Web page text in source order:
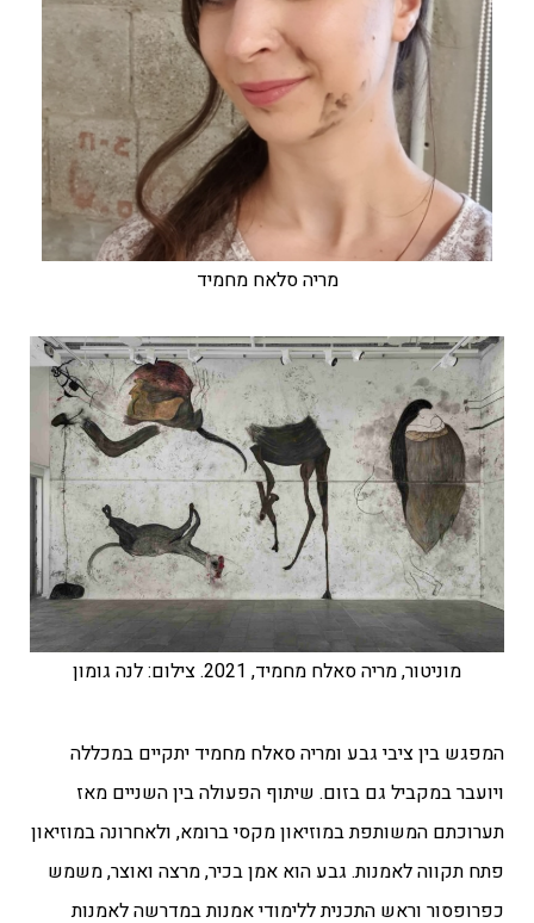
מריה סלאח מחמיד
מוניטור, מריה סאלח מחמיד, 2021. צילום: לנה גומון
המפגש בין ציבי גבע ומריה סאלח מחמיד יתקיים במכללה
ויועבר במקביל גם בזום. שיתוף הפעולה בין השניים מאז
תערוכתם המשותפת במוזיאון מקסי ברומא, ולאחרונה במוזיאון
פתח תקווה לאמנות. גבע הוא אמן בכיר, מרצה ואוצר, משמש
כפרופסור וראש התכנית ללימודי אמנות במדרשה לאמנות